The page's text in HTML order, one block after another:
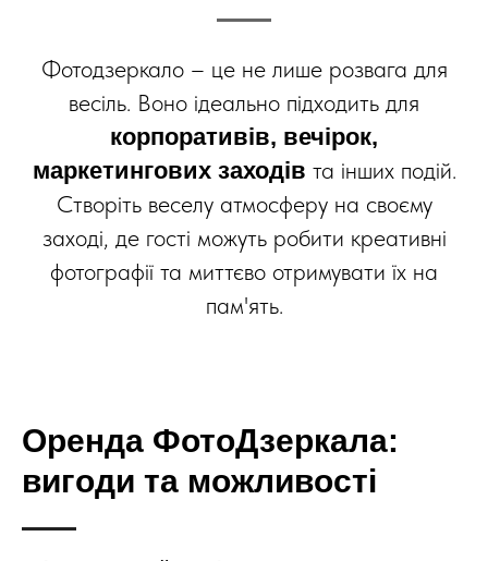
Фотодзеркало – це не лише розвага для
весіль. Воно ідеально підходить для
корпоративів, вечірок,
маркетингових заходів та інших подій.
Створіть веселу атмосферу на своєму
заході, де гості можуть робити креативні
фотографії та миттєво отримувати їх на
пам'ять.
Оренда ФотоДзеркала:
вигоди та можливості